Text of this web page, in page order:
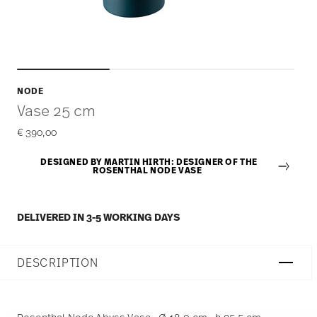
NODE
Vase 25 cm
€ 390,00
DESIGNED BY MARTIN HIRTH: DESIGNER OF THE
ROSENTHAL NODE VASE
DELIVERED IN 3-5 WORKING DAYS
DESCRIPTION